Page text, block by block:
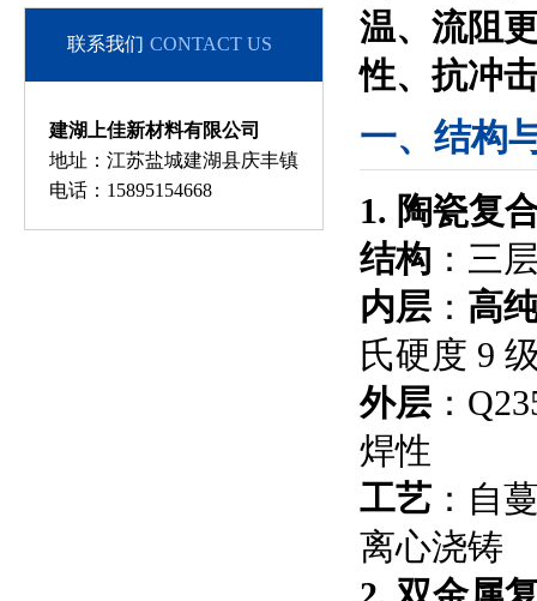
温、流阻
性、抗冲
一、结构
1. 陶瓷复
结构 ：三
内层 ： 高
氏硬度 9
外层 ：
焊性
工艺 ：自
离心浇铸
联系我们 CONTACT US
建湖上佳新材料有限公司
地址：江苏盐城建湖县庆丰镇
电话：15895154668